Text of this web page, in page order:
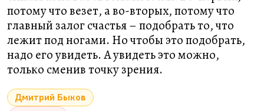
потому что везет, а во-вторых, потому что
главный залог счастья – подобрать то, что
лежит под ногами. Но чтобы это подобрать,
надо его увидеть. А увидеть это можно,
только сменив точку зрения.
Дмитрий Быков